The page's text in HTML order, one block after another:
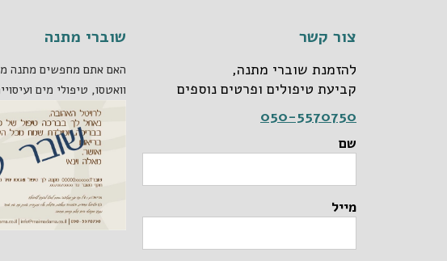
צור קשר
להזמנת שוברי מתנה,
קביעת טיפולים ופרטים נוספים
050-5570750
שם
מייל
שוברי מתנה
האם אתם מחפשים מתנה
וואטסו, טיפולי מים